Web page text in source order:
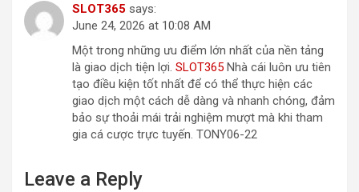
SLOT365 says:
June 24, 2026 at 10:08 AM
Một trong những ưu điểm lớn nhất của nền tảng
là giao dịch tiện lợi. SLOT365 Nhà cái luôn ưu tiên
tạo điều kiện tốt nhất để có thể thực hiện các
giao dịch một cách dễ dàng và nhanh chóng, đảm
bảo sự thoải mái trải nghiệm mượt mà khi tham
gia cá cược trực tuyến. TONY06-22
Leave a Reply